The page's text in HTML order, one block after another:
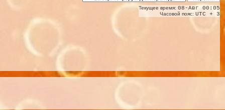
Текущее время: 08-Авг 00:05
Часовой пояс: UTC + 3